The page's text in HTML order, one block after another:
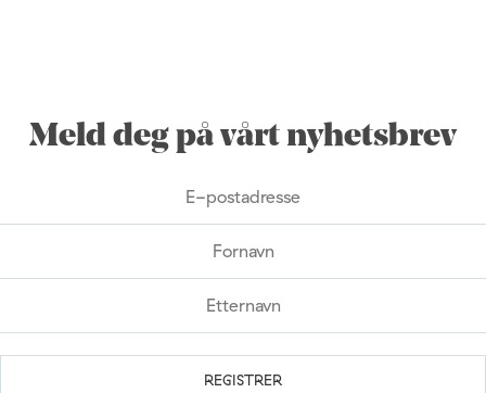
Meld deg på vårt nyhetsbrev